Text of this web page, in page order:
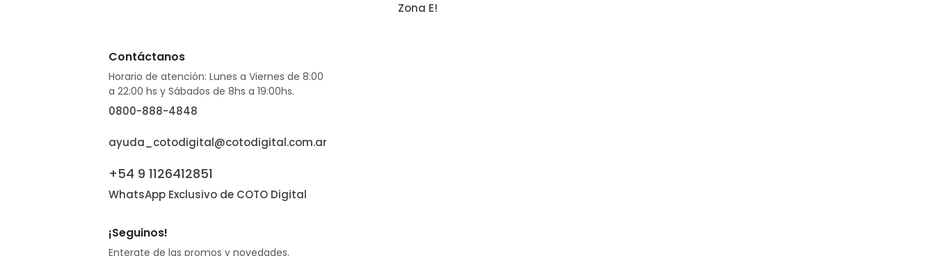
Zona E!
Contáctanos
Horario de atención: Lunes a Viernes de 8:00
a 22:00 hs y Sábados de 8hs a 19:00hs.
0800-888-4848
ayuda_cotodigital@cotodigital.com.ar
+54 9 1126412851
WhatsApp Exclusivo de COTO Digital
¡Seguinos!
Enterate de las promos y novedades.